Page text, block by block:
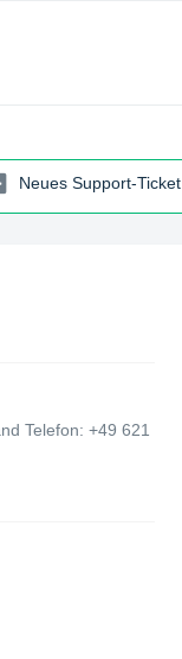
Neues Support-Ticket
Telefon: +49 621